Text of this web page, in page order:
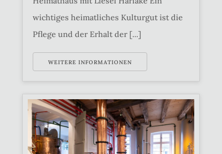
wichtiges heimatliches Kulturgut ist die
Pflege und der Erhalt der [...]
WEITERE INFORMATIONEN